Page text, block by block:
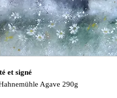
et signé
Agave 290g